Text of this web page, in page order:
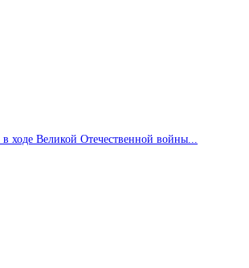
ходе Великой Отечественной войны...